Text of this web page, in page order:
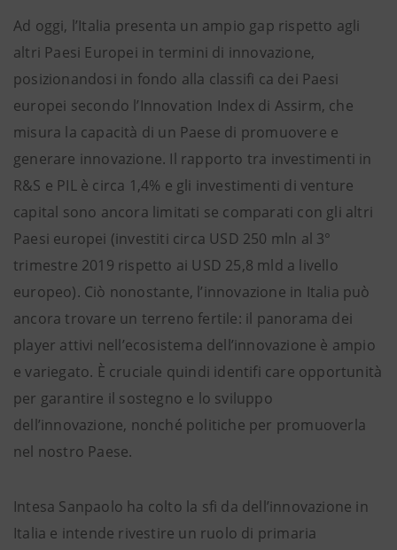
Ad oggi, l’Italia presenta un ampio gap rispetto agli
altri Paesi Europei in termini di innovazione,
posizionandosi in fondo alla classifi ca dei Paesi
europei secondo l’Innovation Index di Assirm, che
misura la capacità di un Paese di promuovere e
generare innovazione. Il rapporto tra investimenti in
R&S e PIL è circa 1,4% e gli investimenti di venture
capital sono ancora limitati se comparati con gli altri
Paesi europei (investiti circa USD 250 mln al 3°
trimestre 2019 rispetto ai USD 25,8 mld a livello
europeo). Ciò nonostante, l’innovazione in Italia può
ancora trovare un terreno fertile: il panorama dei
player attivi nell’ecosistema dell’innovazione è ampio
e variegato. È cruciale quindi identifi care opportunità
per garantire il sostegno e lo sviluppo
dell’innovazione, nonché politiche per promuoverla
nel nostro Paese.
Intesa Sanpaolo ha colto la sfi da dell’innovazione in
Italia e intende rivestire un ruolo di primaria